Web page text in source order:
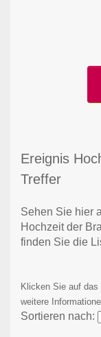
Ereignis
Treffer
Sehen Sie hier
Hochzeit der
finden Sie die
Klicken Sie auf das
weitere
Sortieren nach: